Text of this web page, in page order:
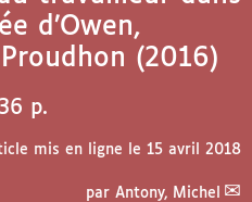
d’Owen,
(2016)
p.
mis en ligne le 15 avril 2018
par Antony, Michel